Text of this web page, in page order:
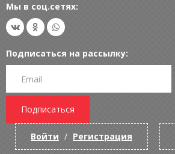
Мы в соц.сетях:
Подписаться на рассылку:
Подписаться
Войти / Регистрация